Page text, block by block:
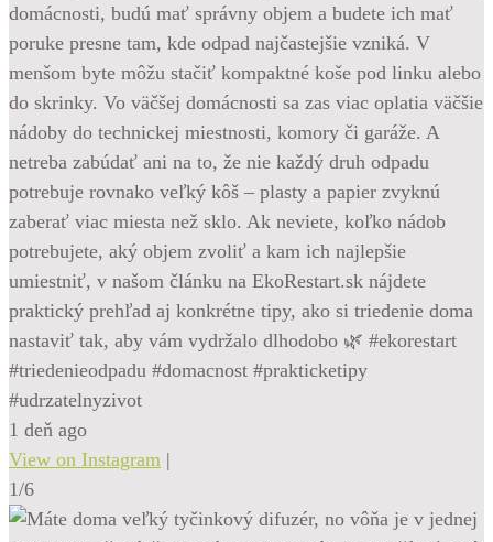
domácnosti, budú mať správny objem a budete ich mať
poruke presne tam, kde odpad najčastejšie vzniká. V
menšom byte môžu stačiť kompaktné koše pod linku alebo
do skrinky. Vo väčšej domácnosti sa zas viac oplatia väčšie
nádoby do technickej miestnosti, komory či garáže. A
netreba zabúdať ani na to, že nie každý druh odpadu
potrebuje rovnako veľký kôš – plasty a papier zvyknú
zaberať viac miesta než sklo. Ak neviete, koľko nádob
potrebujete, aký objem zvoliť a kam ich najlepšie
umiestniť, v našom článku na EkoRestart.sk nájdete
praktický prehľad aj konkrétne tipy, ako si triedenie doma
nastaviť tak, aby vám vydržalo dlhodobo 🌿 #ekorestart
#triedenieodpadu #domacnost #prakticketipy
#udrzatelnyzivot
1 deň ago
View on Instagram |
1/6